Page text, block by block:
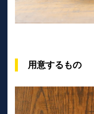
用意するもの